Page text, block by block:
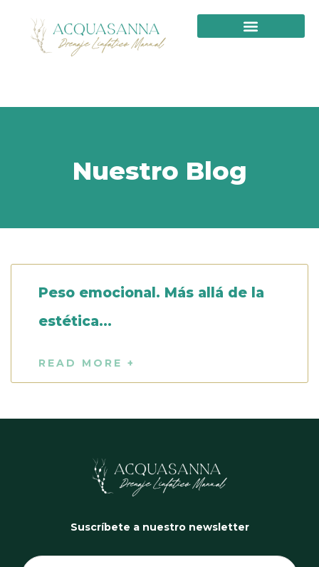
Nuestro Blog
Peso emocional. Más allá de la
estética…
READ MORE +
Suscríbete a nuestro newsletter